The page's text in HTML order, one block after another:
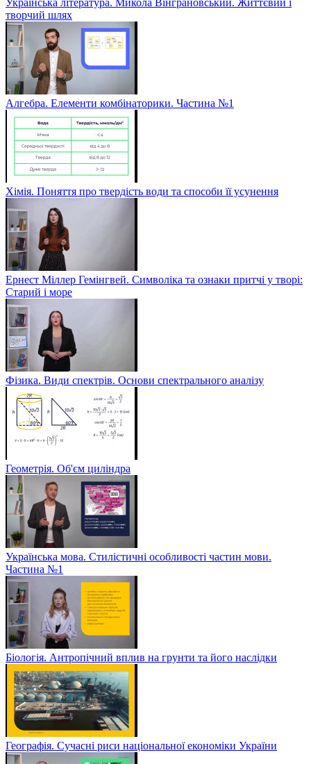
творчий шлях
Алгебра. Елементи комбінаторики. Частина №1
Хімія. Поняття про твердість води та способи її усунення
Ернест Міллер Гемінгвей. Символіка та ознаки притчі у творі:
Старий і море
Фізика. Види спектрів. Основи спектрального аналізу
Геометрія. Об'єм циліндра
Українська мова. Стилістичні особливості частин мови.
Частина №1
Біологія. Антропічний вплив на грунти та його наслідки
Географія. Сучасні риси національної економіки України